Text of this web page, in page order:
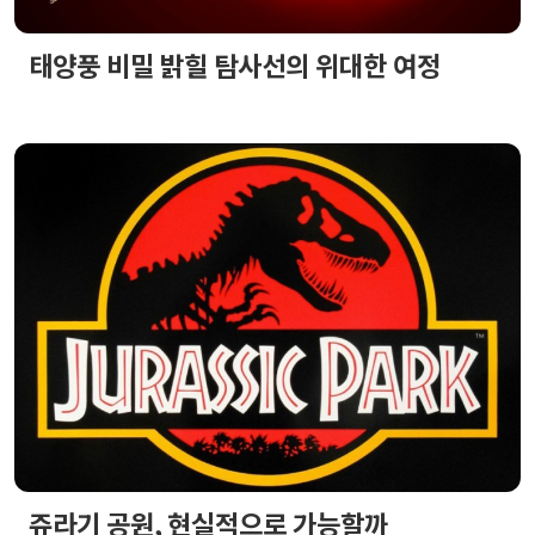
태양풍 비밀 밝힐 탐사선의 위대한 여정
쥬라기 공원, 현실적으로 가능할까